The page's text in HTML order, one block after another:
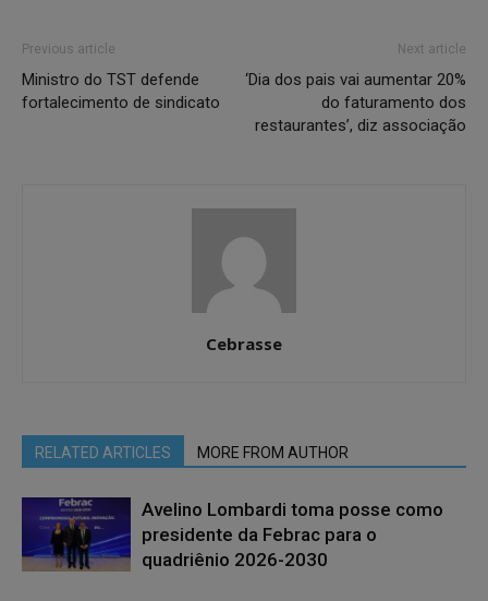
Previous article
Ministro do TST defende
fortalecimento de sindicato
Next article
‘Dia dos pais vai aumentar 20%
do faturamento dos
restaurantes’, diz associação
Cebrasse
RELATED ARTICLES MORE FROM AUTHOR
Avelino Lombardi toma posse como
presidente da Febrac para o
quadriênio 2026-2030